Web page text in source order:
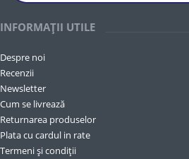
INFORMAȚII UTILE
Despre noi
Recenzii
Newsletter
Cum se livrează
Returnarea produselor
Plata cu cardul in rate
Termeni și condiții